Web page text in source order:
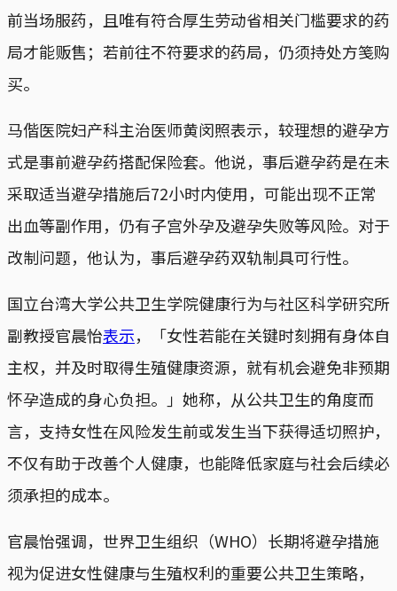
前当场服药，且唯有符合厚生劳动省相关门槛要求的药
局才能贩售；若前往不符要求的药局，仍须持处方笺购
买。
马偕医院妇产科主治医师黄闵照表示，较理想的避孕方
式是事前避孕药搭配保险套。他说，事后避孕药是在未
采取适当避孕措施后72小时内使用，可能出现不正常
出血等副作用，仍有子宫外孕及避孕失败等风险。对于
改制问题，他认为，事后避孕药双轨制具可行性。
国立台湾大学公共卫生学院健康行为与社区科学研究所
副教授官晨怡表示，「女性若能在关键时刻拥有身体自
主权，并及时取得生殖健康资源，就有机会避免非预期
怀孕造成的身心负担。」她称，从公共卫生的角度而
言，支持女性在风险发生前或发生当下获得适切照护，
不仅有助于改善个人健康，也能降低家庭与社会后续必
须承担的成本。
官晨怡强调，世界卫生组织（WHO）长期将避孕措施
视为促进女性健康与生殖权利的重要公共卫生策略，